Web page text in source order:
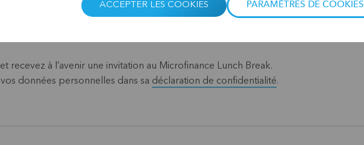
Lunch Break
recevez à l’avenir une invitation au Microfinance Lunch Break.
données personnelles dans sa déclaration de confidentialité.
ACCEPTER LES COOKIES PARAMÈTRES DE COOKIES